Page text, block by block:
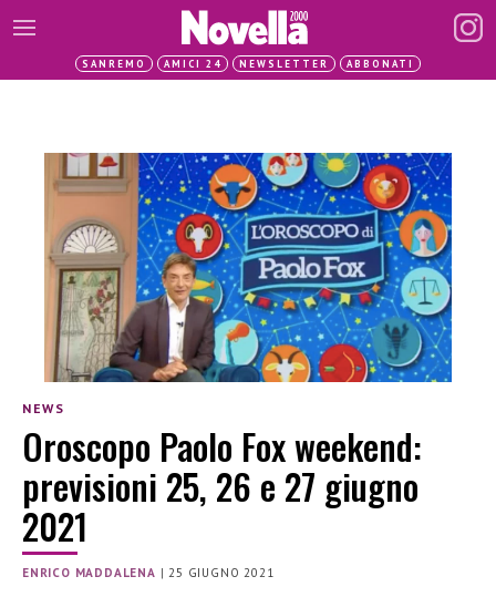
SANREMO AMICI 24 NEWSLETTER ABBONATI
NEWS
Oroscopo Paolo Fox weekend:
previsioni 25, 26 e 27 giugno
2021
ENRICO MADDALENA |25 GIUGNO 2021